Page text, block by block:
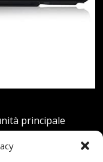
principale
NBT originale